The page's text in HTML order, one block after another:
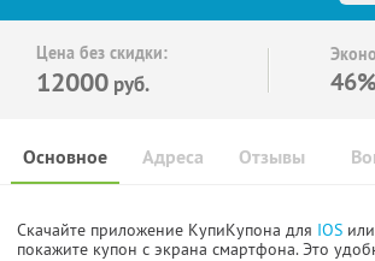
Цена без скидки:
12000 руб. 46%
Основное Отзывы
Адреса
Скачайте приложение КупиКупона для IOS или
покажите купон с экрана смартфона. Это